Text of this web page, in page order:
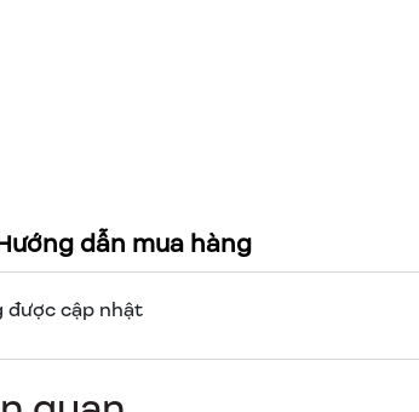
dẫn mua hàng
được cập nhật